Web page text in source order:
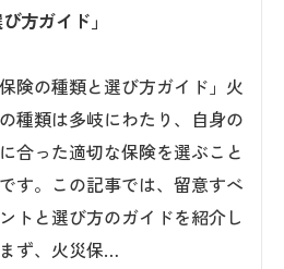
方ガイド」
保険の種類と選び方ガイド」火
種類は多岐にわたり、自身の
合った適切な保険を選ぶこと
す。この記事では、留意すべ
トと選び方のガイドを紹介し
ず、火災保…